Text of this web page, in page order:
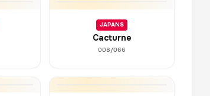
JAPANS
Cacturne
008/066